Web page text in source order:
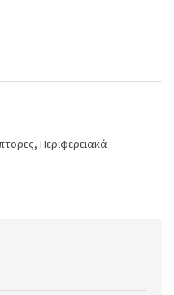
, Περιφερειακά